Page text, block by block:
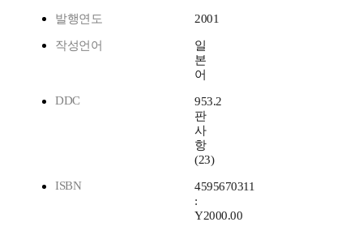
발행연도 2001
작성언어
일
본
어
DDC
953.2
판
사
항
(23)
ISBN
4595670311
:
Y2000.00